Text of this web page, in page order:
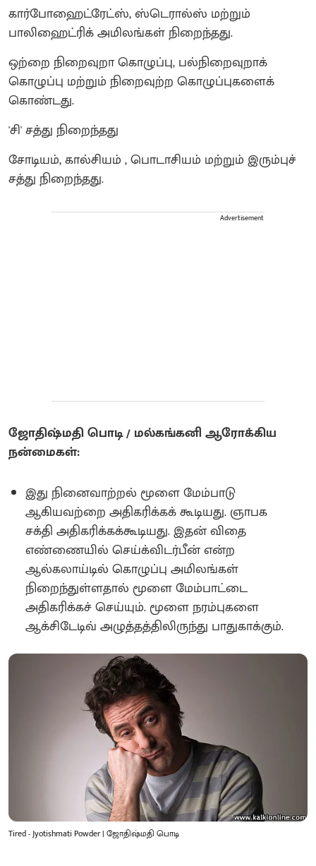
கார்போஹைட்ரேட்ஸ், ஸ்டெரால்ஸ் மற்றும்
பாலிஹைட்ரிக் அமிலங்கள் நிறைந்தது.
ஒற்றை நிறைவுறா கொழுப்பு, பல்நிறைவுறாக்
கொழுப்பு மற்றும் நிறைவுற்ற கொழுப்புகளைக்
கொண்டது.
'சி' சத்து நிறைந்தது
சோடியம், கால்சியம் , பொடாசியம் மற்றும் இரும்புச்
சத்து நிறைந்தது.
Advertisement
ஜோதிஷ்மதி பொடி / மல்கங்கனி ஆரோக்கிய
நன்மைகள்:
இது நினைவாற்றல் மூளை மேம்பாடு
ஆகியவற்றை அதிகரிக்கக் கூடியது. ஞாபக
சக்தி அதிகரிக்கக்கூடியது‌. இதன் விதை
எண்ணையில் செய்க்விடர்பீன் என்ற
ஆல்கலாய்டில் கொழுப்பு அமிலங்கள்
நிறைந்துள்ளதால் மூளை மேம்பாட்டை
அதிகரிக்கச் செய்யும்‌. மூளை நரம்புகளை
ஆக்சிடேடிவ் அழுத்தத்திலிருந்து பாதுகாக்கும்‌.
Tired - Jyotishmati Powder | ஜோதிஷ்மதி பொடி